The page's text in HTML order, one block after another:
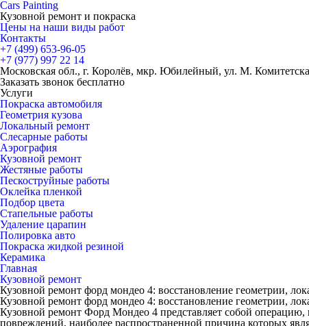
Cars Painting
Кузовной ремонт и покраска
Цены на наши виды работ
Контакты
+7 (499) 653-96-05
+7 (977) 997 22 14
Московская обл., г. Королёв, мкр. Юбилейный, ул. М.
Заказать звонок бесплатно
Услуги
Покраска автомобиля
Геометрия кузова
Локальный ремонт
Слесарные работы
Аэрография
Кузовной ремонт
Жестяные работы
Пескоструйные работы
Оклейка пленкой
Подбор цвета
Стапельные работы
Удаление царапин
Полировка авто
Покраска жидкой резиной
Керамика
Главная
Кузовной ремонт
Кузовной ремонт форд мондео 4: восстановление геометрии,
Кузовной ремонт форд мондео 4: восстановление геометрии,
Кузовной ремонт Форд Мондео 4 представляет собой
повреждений, наиболее распространенной причина которых